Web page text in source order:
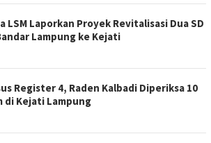
LSM Laporkan Proyek Revitalisasi Dua SD
Lampung ke Kejati
Register 4, Raden Kalbadi Diperiksa 10
di Kejati Lampung